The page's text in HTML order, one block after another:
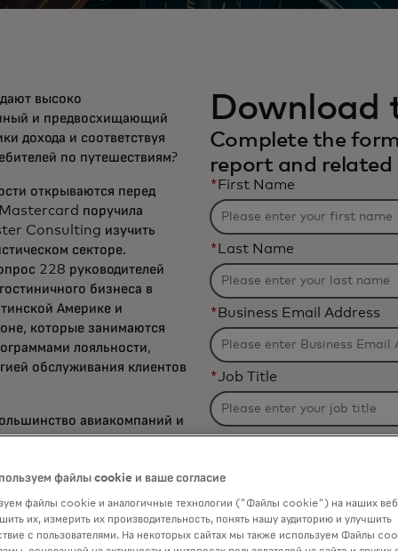
высоко
и предвосхищающий
дохода и соответствуя
по путешествиям?
открываются перед
поручила
Consulting изучить
секторе.
228 руководителей
бизнеса в
Америке и
которые занимаются
лояльности,
обслуживания клиентов
авиакомпаний и
сторонних решений
дохода, улучшать
привлечение клиентов.
как руководители
своих целей в области
Download
Complete the
report and
* First Name
* Last Name
* Business Email Address
*Job Title
*Organization Name
*Industry
Filtering
файлы cookie и ваше согласие
файлы cookie и аналогичные технологии ("Файлы cookie") на наших
их, измерить их производительность, понять нашу аудиторию и улучшить
с пользователями. На некоторых сайтах мы также используем Файлы